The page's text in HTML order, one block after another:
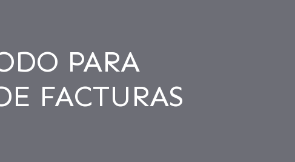
PARA
FACTURAS